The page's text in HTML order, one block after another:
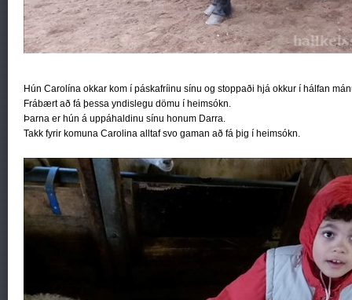
Hún Carolína okkar kom í páskafríinu sínu og stoppaði hjá okkur í hálfan
Frábært að fá þessa yndislegu dömu í heimsókn.
Þarna er hún á uppáhaldinu sínu honum Darra.
Takk fyrir komuna Carolina alltaf svo gaman að fá þig í heimsókn.